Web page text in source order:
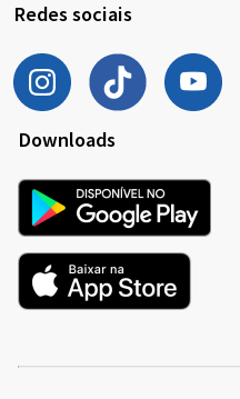
Redes sociais
Downloads